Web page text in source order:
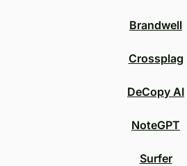
Brandwell
Crossplag
DeCopy AI
NoteGPT
Surfer